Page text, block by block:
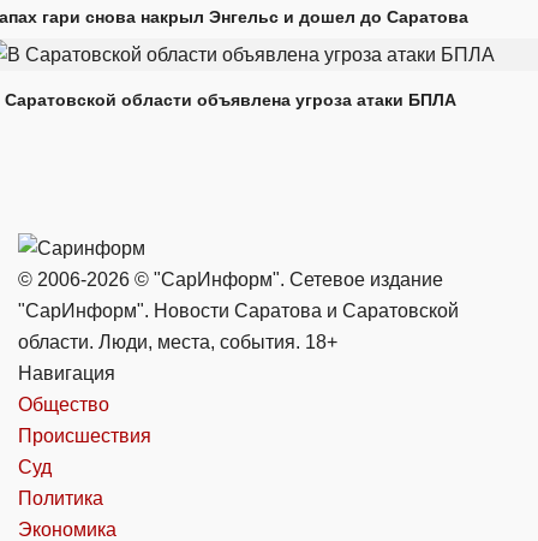
гари снова накрыл Энгельс и дошел до Саратова
Саратовской области объявлена угроза атаки БПЛА
© 2006-2026 © "СарИнформ". Сетевое издание
"СарИнформ". Новости Саратова и Саратовской
области. Люди, места, события. 18+
Навигация
Общество
Происшествия
Суд
Политика
Экономика